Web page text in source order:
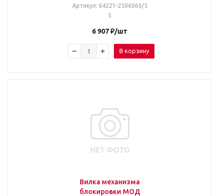
Артикул: 64221-2506060/5
5
6 907₽/шт
В корзину
Вилка механизма
блокировки МОД